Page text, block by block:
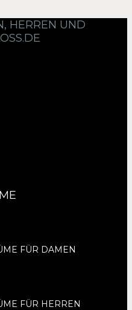
FÜR DAMEN
FÜR HERREN